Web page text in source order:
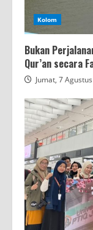
Kolom
Bukan
Qur’an secara
Jumat, 7